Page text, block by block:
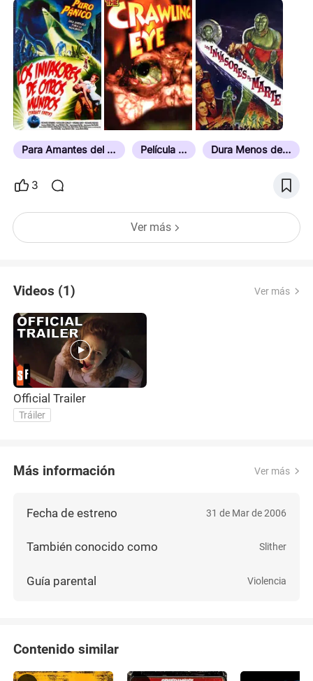
Para Amantes del Cine de Culto y de Serie B Película de Culto Dura Menos de 100 Minutos
3
Ver más
Videos (1) Ver más
Official Trailer
Tráiler
Más información Ver más
Fecha de estreno 31 de Mar de 2006
También conocido como Slither
Guía parental Violencia
Contenido similar